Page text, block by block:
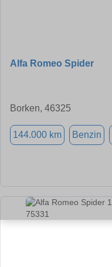
Alfa Romeo Spider
Borken, 46325
144.000 km Benzin